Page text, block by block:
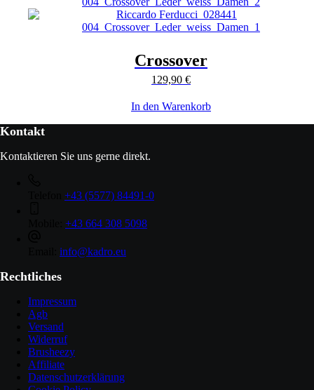
Crossover
129,90 €
In den Warenkorb
Kontakt
Kontaktieren Sie uns gerne direkt.
+43 (5577) 84491-0
+43 664 308 5098
info@kadro.eu
Rechtliches
Impressum
Agb
Versand
Widerruf
Brusheezy
Affiliate
Datenschutzerklärung